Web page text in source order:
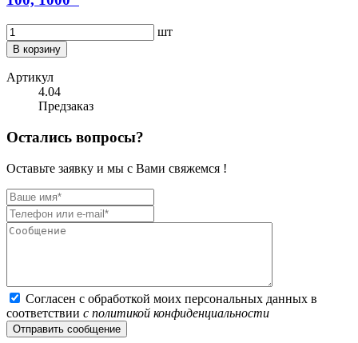
шт
В корзину
Артикул
4.04
Предзаказ
Остались вопросы?
Оставьте заявку и мы с Вами свяжемся !
Согласен с обработкой моих персональных данных в
соответствии с политикой конфиденциальности